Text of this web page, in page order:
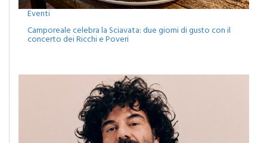
Eventi
Camporeale celebra la Sciavata: due giorni di gusto con il
concerto dei Ricchi e Poveri